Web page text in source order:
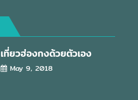
เที่ยวฮ่องกงด้วยตัวเอง
May 9, 2018